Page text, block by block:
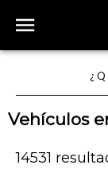
Vehículos
14531